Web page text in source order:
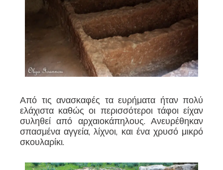
Από τις ανασκαφές τα ευρήματα ήταν πολύ
ελάχιστα καθώς οι περισσότεροι τάφοι είχαν
συληθεί από αρχαιοκάπηλους. Ανευρέθηκαν
σπασμένα αγγεία, λίχνοι, και ένα χρυσό μικρό
σκουλαρίκι.